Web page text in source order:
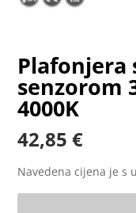
Plafonjera
senzorom
4000K
42,85€
Navedena cijena je s